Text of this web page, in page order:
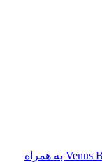
خودتراش سه لبه زنانه ژیلت مدل Venus Breeze به همراه